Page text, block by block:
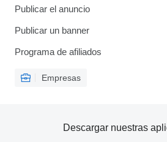
Publicar el anuncio
Publicar un banner
Programa de afiliados
Empresas
Descargar nuestras